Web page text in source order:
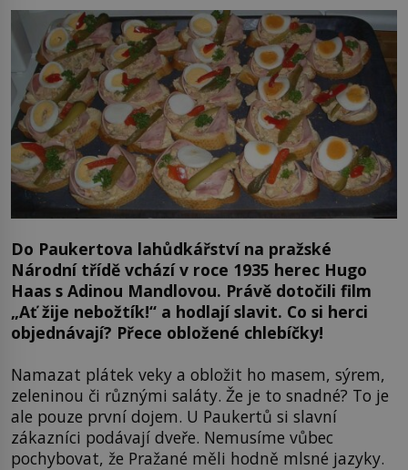
Do Paukertova lahůdkářství na pražské
Národní třídě vchází v roce 1935 herec Hugo
Haas s Adinou Mandlovou. Právě dotočili film
„Ať žije nebožtík!“ a hodlají slavit. Co si herci
objednávají? Přece obložené chlebíčky!
Namazat plátek veky a obložit ho masem, sýrem,
zeleninou či různými saláty. Že je to snadné? To je
ale pouze první dojem. U Paukertů si slavní
zákazníci podávají dveře. Nemusíme vůbec
pochybovat, že Pražané měli hodně mlsné jazyky.